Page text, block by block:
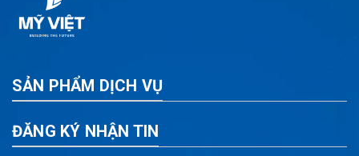
SẢN PHẨM DỊCH VỤ
ĐĂNG KÝ NHẬN TIN